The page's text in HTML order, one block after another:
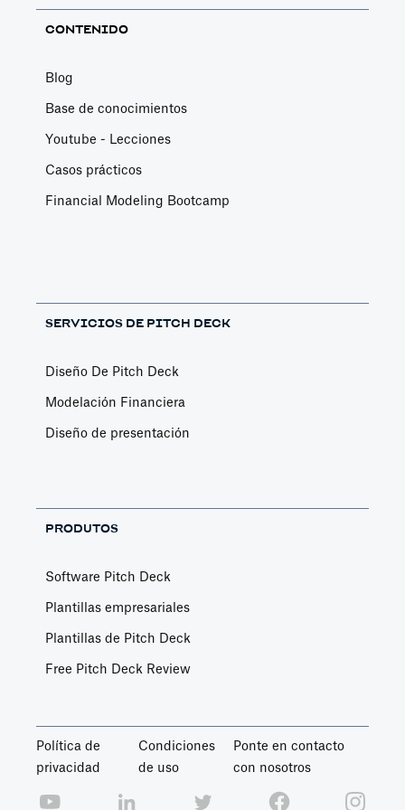
CONTENIDO
Blog
Base de conocimientos
Youtube - Lecciones
Casos prácticos
Financial Modeling Bootcamp
SERVICIOS DE PITCH DECK
Diseño De Pitch Deck
Modelación Financiera
Diseño de presentación
PRODUTOS
Software Pitch Deck
Plantillas empresariales
Plantillas de Pitch Deck
Free Pitch Deck Review
Política de
privacidad
Condiciones
de uso
Ponte en contacto
con nosotros